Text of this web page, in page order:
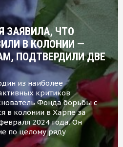
ЗАЯВИЛА, ЧТО
В КОЛОНИИ —
ПОДТВЕРДИЛИ ДВЕ
из наиболее
критиков
Фонда борьбы с
в колонии в Харпе за
2024 года. Он
по целому ряду